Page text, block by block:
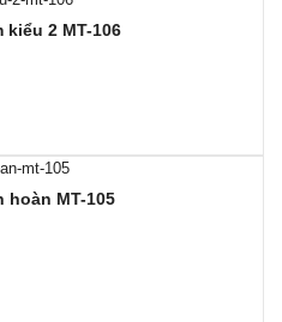
2 MT-106
hoàn MT-105